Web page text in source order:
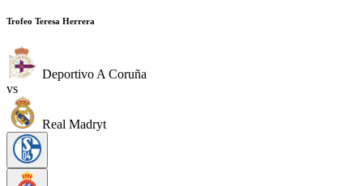
Trofeo Teresa Herrera
Deportivo A Coruña
vs
Real Madryt